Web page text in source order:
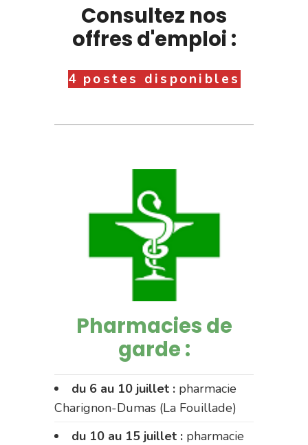
Consultez nos
offres d'emploi :
4 postes disponibles
Pharmacies de
garde :
du 6 au 10 juillet : pharmacie
Charignon-Dumas (La Fouillade)
du 10 au 15 juillet : pharmacie